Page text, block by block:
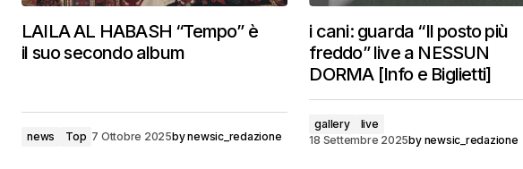
LAILA AL HABASH “Tempo” è
il suo secondo album
news Top 7 Ottobre 2025bynewsic_redazione
i cani: guarda “Il posto più
freddo” live a NESSUN
DORMA [Info e Biglietti]
gallery
live
18 Settembre 2025by newsic_redazione